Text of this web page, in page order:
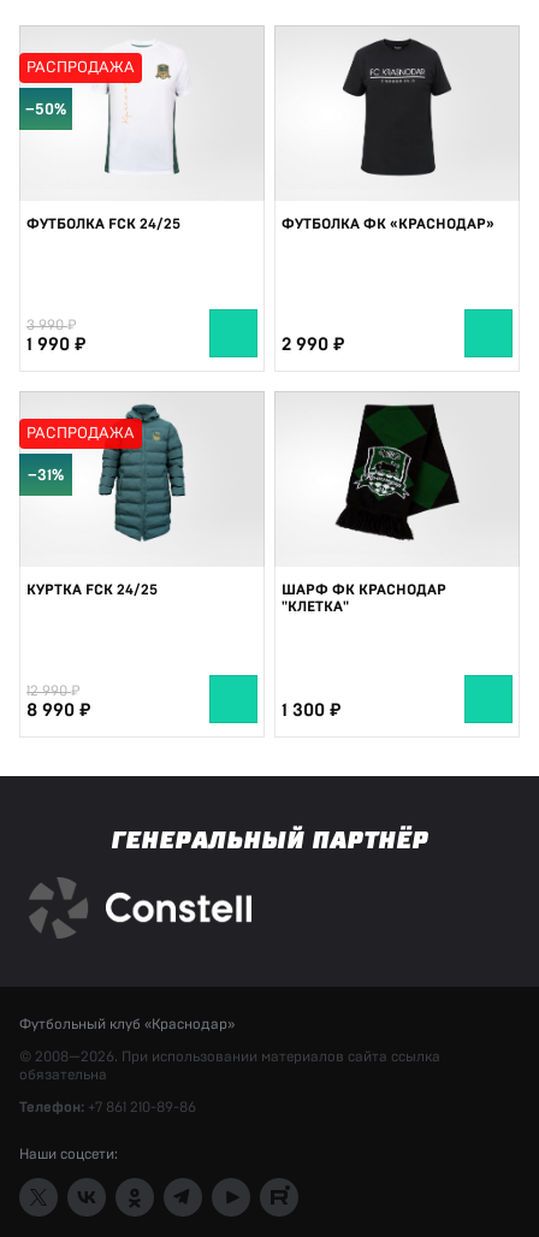
РАСПРОДАЖА
−50%
ФУТБОЛКА FCK 24/25
3 990
1 990
ФУТБОЛКА ФК «КРАСНОДАР»
2 990
РАСПРОДАЖА
−31%
КУРТКА FCK 24/25
12 990
8 990
ШАРФ ФК КРАСНОДАР
"КЛЕТКА"
1 300
ГЕНЕРАЛЬНЫЙ ПАРТНЁР
Футбольный клуб «Краснодар»
© 2008—2026. При использовании материалов сайта ссылка
обязательна
Телефон: +7 861 210-89-86
Наши соцсети: